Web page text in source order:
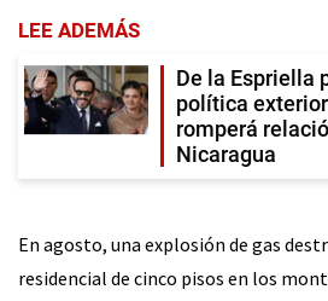
LEE ADEMÁS
De la Espriella
política
romperá
Nicaragua
En agosto, una explosión de gas
residencial de cinco pisos en los